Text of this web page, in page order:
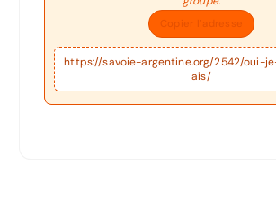
o
o
k
p
p
a
g
e
dI
n n
g
k.
c
o
g
er
Copier l’adresse
https://savoie-argentine.org/2542/oui-
ais/